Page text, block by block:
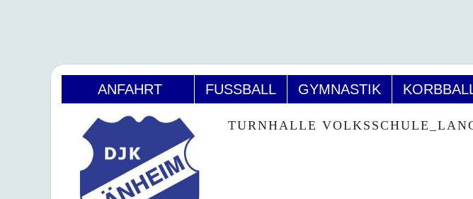
ANFAHRT FUSSBALL GYMNASTIK
TURNHALLE